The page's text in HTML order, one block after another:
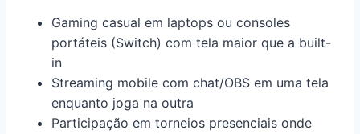
Gaming casual em laptops ou consoles
portáteis (Switch) com tela maior que a built-
in
Streaming mobile com chat/OBS em uma tela
enquanto joga na outra
Participação em torneios presenciais onde